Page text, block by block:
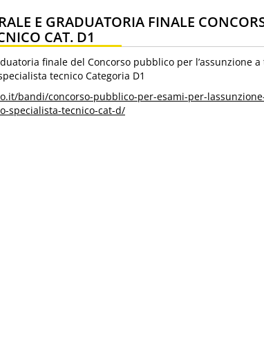
E GRADUATORIA FINALE
CAT. D1
finale del Concorso pubblico per l’assunzione
tecnico Categoria D1
bandi/concorso-pubblico-per-esami-per-
specialista-tecnico-cat-d/